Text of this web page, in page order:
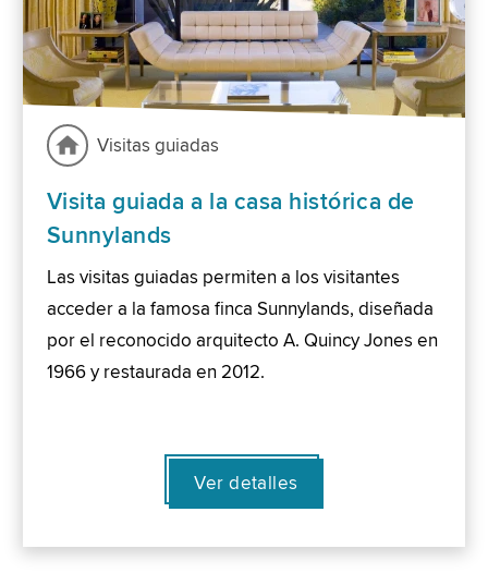
Visitas guiadas
Visita guiada a la casa histórica de
Sunnylands
Las visitas guiadas permiten a los visitantes
acceder a la famosa finca Sunnylands, diseñada
por el reconocido arquitecto A. Quincy Jones en
1966 y restaurada en 2012.
Ver detalles